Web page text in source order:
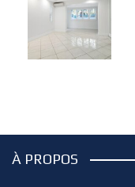
À PROPOS